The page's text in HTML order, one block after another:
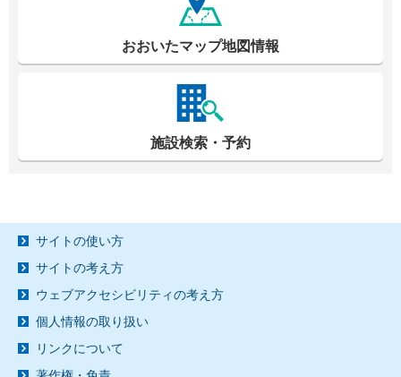
おおいたマップ地図情報
施設検索・予約
サイトの使い方
サイトの考え方
ウェブアクセシビリティの考え方
個人情報の取り扱い
リンクについて